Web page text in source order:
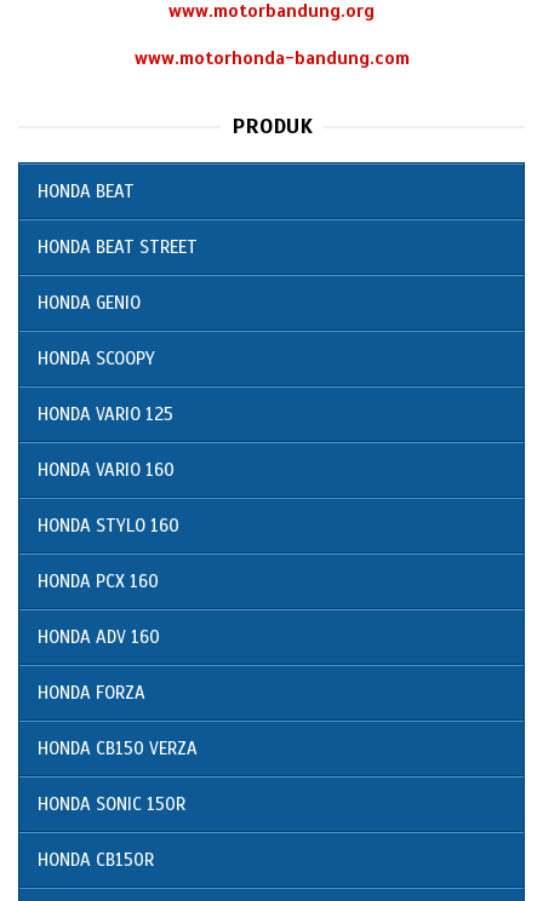
www.motorbandung.org
www.motorhonda-bandung.com
PRODUK
HONDA BEAT
HONDA BEAT STREET
HONDA GENIO
HONDA SCOOPY
HONDA VARIO 125
HONDA VARIO 160
HONDA STYLO 160
HONDA PCX 160
HONDA ADV 160
HONDA FORZA
HONDA CB150 VERZA
HONDA SONIC 150R
HONDA CB150R